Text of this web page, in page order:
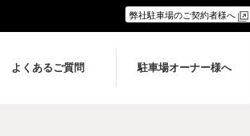
弊社駐車場のご契約者様へ
よくあるご質問 駐車場オーナー様へ